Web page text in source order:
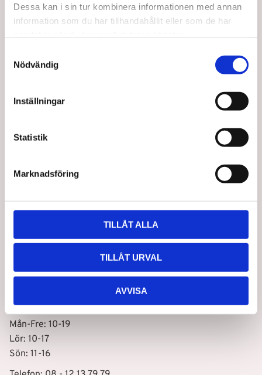
Dessa kan i sin tur kombinera informationen med annan
information som du har tillhandahållit eller som de har
Nödvändig
Inställningar
Statistik
Marknadsföring
TILLÅT ALLA
TILLÅT URVAL
AVVISA
oss arbetar experter inom extensions & produkter, allt för
Vår butik i Stockholm C
Drottninggatan 100
Öppettider
Mån-Fre: 10-19
Lör: 10-17
Sön: 11-16
Dina personuppgifter behandlas i enlighet med vår